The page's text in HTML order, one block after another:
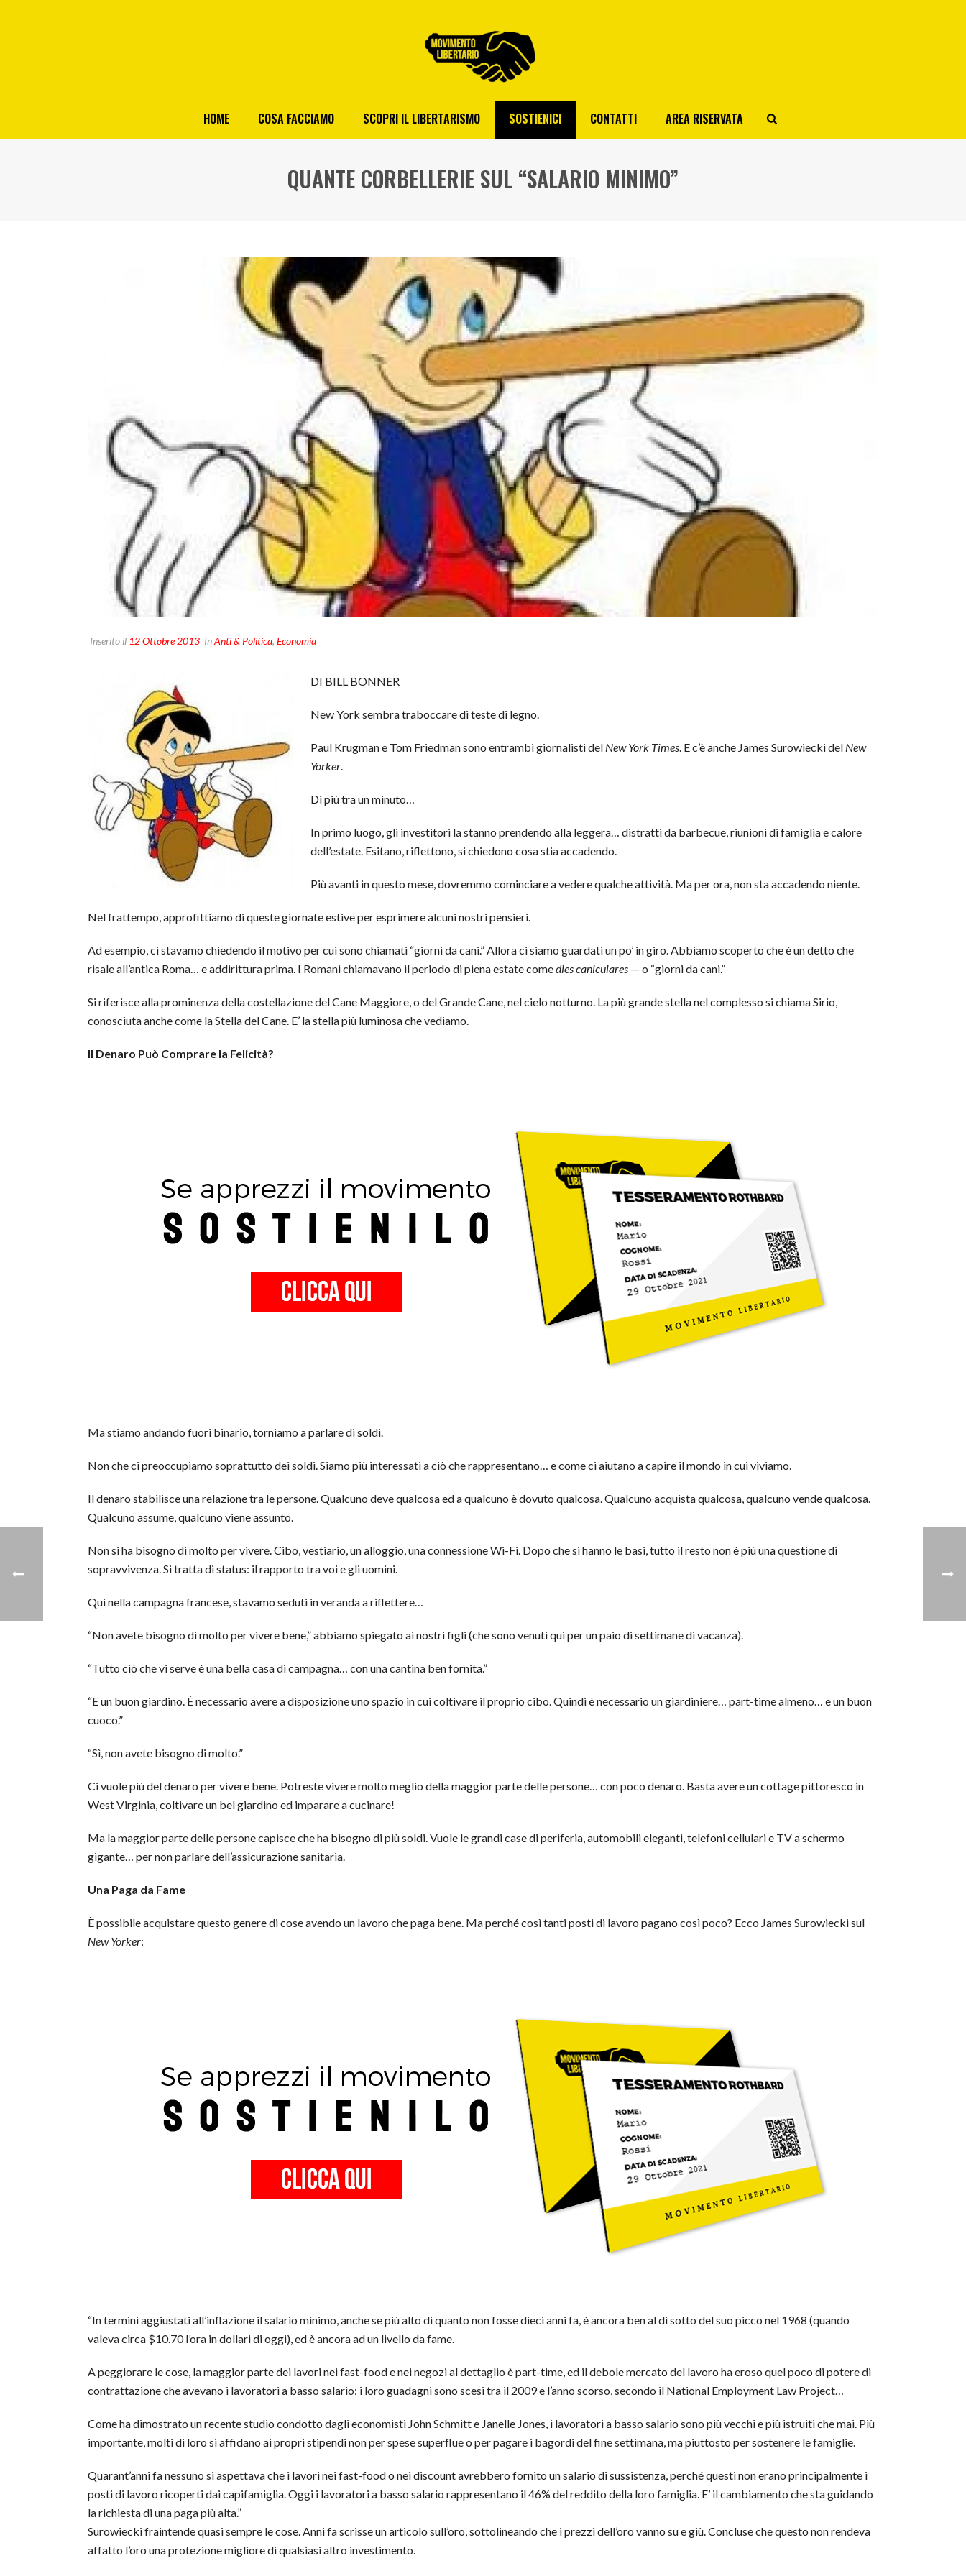
HOME COSA FACCIAMO SCOPRI IL LIBERTARISMO SOSTIENICI CONTATTI AREA RISERVATA
QUANTE CORBELLERIE SUL “SALARIO MINIMO”
Inserito il 12 Ottobre 2013 InAnti & Politica, Economia
DI BILL BONNER
New York sembra traboccare di teste di legno.
Paul Krugman e Tom Friedman sono entrambi giornalisti del New York Times. E c’è anche James Surowiecki del New
Yorker.
Di più tra un minuto…
In primo luogo, gli investitori la stanno prendendo alla leggera… distratti da barbecue, riunioni di famiglia e calore
dell’estate. Esitano, riflettono, si chiedono cosa stia accadendo.
Più avanti in questo mese, dovremmo cominciare a vedere qualche attività. Ma per ora, non sta accadendo niente.
Nel frattempo, approfittiamo di queste giornate estive per esprimere alcuni nostri pensieri.
Ad esempio, ci stavamo chiedendo il motivo per cui sono chiamati “giorni da cani.” Allora ci siamo guardati un po’ in giro. Abbiamo scoperto che è un detto che
risale all’antica Roma… e addirittura prima. I Romani chiamavano il periodo di piena estate comedies caniculares — o “giorni da cani.”
Si riferisce alla prominenza della costellazione del Cane Maggiore, o del Grande Cane, nel cielo notturno. La più grande stella nel complesso si chiama Sirio,
conosciuta anche come la Stella del Cane. E’ la stella più luminosa che vediamo.
Il Denaro Può Comprare la Felicità?
Ma stiamo andando fuori binario, torniamo a parlare di soldi.
Non che ci preoccupiamo soprattutto dei soldi. Siamo più interessati a ciò che rappresentano… e come ci aiutano a capire il mondo in cui viviamo.
Il denaro stabilisce una relazione tra le persone. Qualcuno deve qualcosa ed a qualcuno è dovuto qualcosa. Qualcuno acquista qualcosa, qualcuno vende qualcosa.
Qualcuno assume, qualcuno viene assunto.
Non si ha bisogno di molto per vivere. Cibo, vestiario, un alloggio, una connessione Wi-Fi. Dopo che si hanno le basi, tutto il resto non è più una questione di
sopravvivenza. Si tratta di status: il rapporto tra voi e gli uomini.
Qui nella campagna francese, stavamo seduti in veranda a riflettere…
“Non avete bisogno di molto per vivere bene,” abbiamo spiegato ai nostri figli (che sono venuti qui per un paio di settimane di vacanza).
“Tutto ciò che vi serve è una bella casa di campagna… con una cantina ben fornita.”
“E un buon giardino. È necessario avere a disposizione uno spazio in cui coltivare il proprio cibo. Quindi è necessario un giardiniere… part-time almeno… e un buon
cuoco.”
“Sì, non avete bisogno di molto.”
Ci vuole più del denaro per vivere bene. Potreste vivere molto meglio della maggior parte delle persone… con poco denaro. Basta avere un cottage pittoresco in
West Virginia, coltivare un bel giardino ed imparare a cucinare!
Ma la maggior parte delle persone capisce che ha bisogno di più soldi. Vuole le grandi case di periferia, automobili eleganti, telefoni cellulari e TV a schermo
gigante… per non parlare dell’assicurazione sanitaria.
Una Paga da Fame
È possibile acquistare questo genere di cose avendo un lavoro che paga bene. Ma perché così tanti posti di lavoro pagano così poco? Ecco James Surowiecki sul
New Yorker:
“In termini aggiustati all’inflazione il salario minimo, anche se più alto di quanto non fosse dieci anni fa, è ancora ben al di sotto del suo picco nel 1968 (quando
valeva circa $10.70 l’ora in dollari di oggi), ed è ancora ad un livello da fame.
A peggiorare le cose, la maggior parte dei lavori nei fast-food e nei negozi al dettaglio è part-time, ed il debole mercato del lavoro ha eroso quel poco di potere di
contrattazione che avevano i lavoratori a basso salario: i loro guadagni sono scesi tra il 2009 e l’anno scorso, secondo il National Employment Law Project…
Come ha dimostrato un recente studio condotto dagli economisti John Schmitt e Janelle Jones, i lavoratori a basso salario sono più vecchi e più istruiti che mai. Più
importante, molti di loro si affidano ai propri stipendi non per spese superflue o per pagare i bagordi del fine settimana, ma piuttosto per sostenere le famiglie.
Quarant’anni fa nessuno si aspettava che i lavori nei fast-food o nei discount avrebbero fornito un salario di sussistenza, perché questi non erano principalmente i
posti di lavoro ricoperti dai capifamiglia. Oggi i lavoratori a basso salario rappresentano il 46% del reddito della loro famiglia. E’ il cambiamento che sta guidando
la richiesta di una paga più alta.”
Surowiecki fraintende quasi sempre le cose. Anni fa scrisse un articolo sull’oro, sottolineando che i prezzi dell’oro vanno su e giù. Concluse che questo non rendeva
affatto l’oro una protezione migliore di qualsiasi altro investimento.